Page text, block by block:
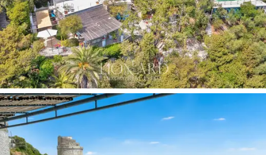
160 zeytin ağacına, Akdeniz çalılıklarına ve
uçurumla harmanlanan yeşil alanlara ev sahipliği
yapmaktadır. Her bakış, her açık köşe, rüzgardan
korunan, güneşle öpülen ve deniz kokusuyla dolu
rahatlatıcı bir ortamsunmak için tasarlanmıştır.
Bu eşsiz mülk, doğal manzara ve yaşam konforunun
mükemmel birleşimini sunuyor,zamanın yavaşladığı ve
doğayla temasın tam olduğu San Felice Circeo köyüne